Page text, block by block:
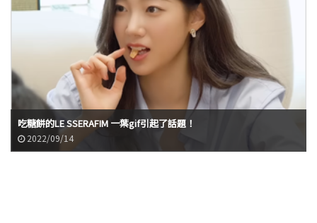
吃糖餅的LE SSERAFIM 一葉gif引起了話題！
2022/09/14